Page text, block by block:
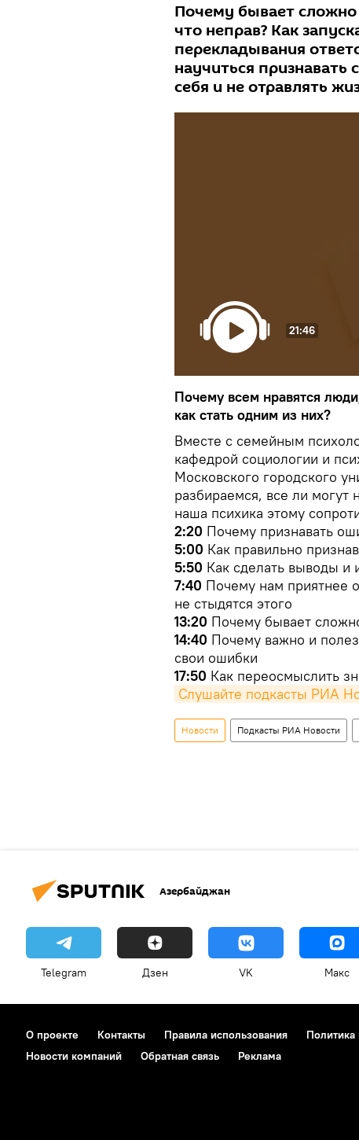
Почему бывает сложно
что неправ? Как
перекладывания
научиться
себя и не отравлять
21:46
Почему всем нравятся
как стать одним из них?
Вместе с семейным
кафедрой социологии и
Московского городского
разбираемся, все ли могут
наша психика этому
2:20 Почему признавать
5:00 Как правильно
5:50 Как сделать выводы и
7:40 Почему нам приятнее
не стыдятся этого
13:20 Почему бывает
14:40 Почему важно и
свои ошибки
17:50 Как переосмыслить
Слушайте подкасты РИА
Новости Подкасты РИА Новости
Азербайджан
Telegram Дзен VK Макс
О проекте Контакты Правила использования
Новости компаний
Обратная связь Реклама